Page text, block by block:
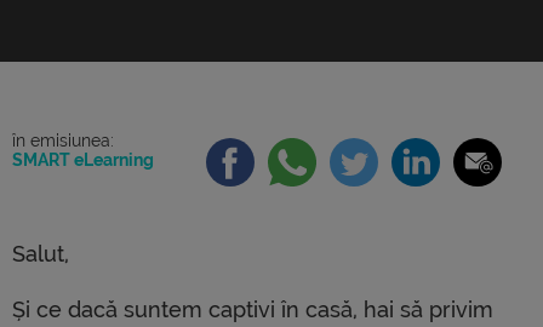
în emisiunea:
SMART eLearning
Salut,
Și ce dacă suntem captivi în casă, hai să privim